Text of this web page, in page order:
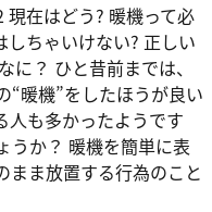
現在はどう? 暖機って必
ちゃいけない? 正しい
に？ ひと昔前までは、
“暖機”をしたほうが良い
人も多かったようです
うか？ 暖機を簡単に表
まま放置する行為のこと